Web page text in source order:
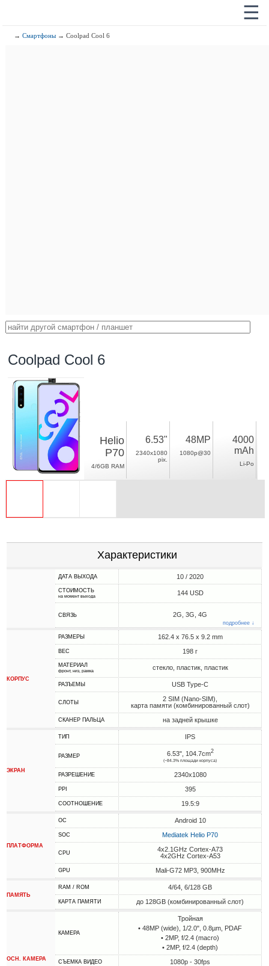
☰
→Смартфоны → Coolpad Cool 6
Coolpad Cool 6
Helio
P70
4/6GB RAM
6.53"
2340x1080
pix.
48MP
1080p@30
4000
mAh
Li-Po
Характеристики
ДАТА ВЫХОДА 10 / 2020
СТОИМОСТЬ
на момент выхода 144 USD
СВЯЗЬ 2G, 3G, 4G
подробнее ↓
КОРПУС
РАЗМЕРЫ 162.4 x 76.5 x 9.2 mm
ВЕС 198 г
МАТЕРИАЛ
фронт, низ, рамка стекло, пластик, пластик
РАЗЪЕМЫ USB Type-C
СЛОТЫ
2 SIM (Nano-SIM),
карта памяти (комбинированный слот)
СКАНЕР ПАЛЬЦА на задней крышке
ЭКРАН
ТИП IPS
РАЗМЕР 6.53", 104.7cm2
(~84.3% площади корпуса)
РАЗРЕШЕНИЕ 2340x1080
PPI 395
СООТНОШЕНИЕ 19.5:9
ПЛАТФОРМА
ОС Android 10
SOC Mediatek Helio P70
CPU
4x2.1GHz Cortex-A73
4x2GHz Cortex-A53
GPU Mali-G72 MP3, 900MHz
ПАМЯТЬ
RAM / ROM 4/64, 6/128 GB
КАРТА ПАМЯТИ до 128GB (комбинированный слот)
ОСН. КАМЕРА
КАМЕРА
Тройная
• 48MP (wide), 1/2.0", 0.8µm, PDAF
• 2MP, f/2.4 (macro)
• 2MP, f/2.4 (depth)
СЪЕМКА ВИДЕО 1080p - 30fps